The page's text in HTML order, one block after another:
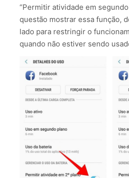
“Permitir atividade em
questão mostrar essa função,
lado para restringir o
quando não estiver sendo